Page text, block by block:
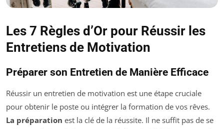
Les 7 Règles d’Or pour Réussir les
Entretiens de Motivation
Préparer son Entretien de Manière Efficace
Réussir un entretien de motivation est une étape cruciale
pour obtenir le poste ou intégrer la formation de vos rêves.
La préparation est la clé de la réussite. Il ne suffit pas de se